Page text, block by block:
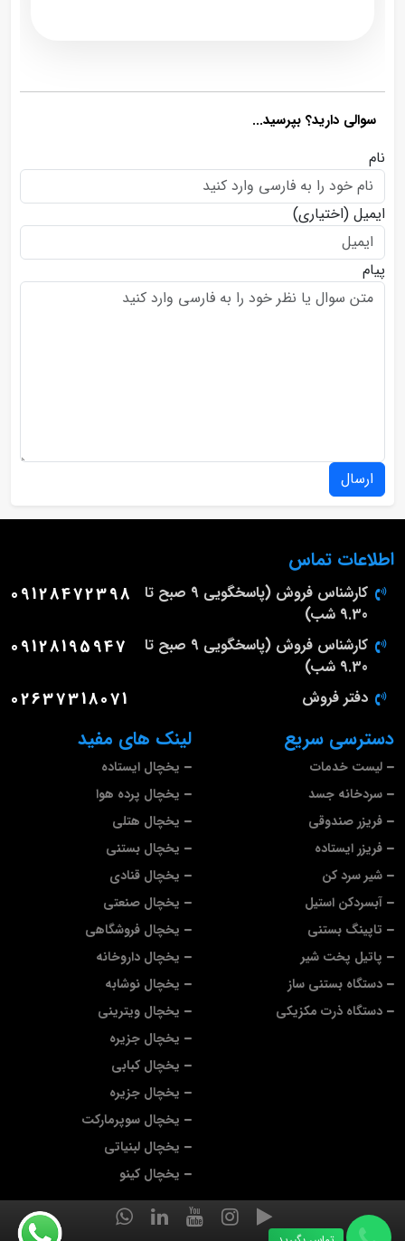
سوالی دارید؟ بپرسید...
نام
ایمیل (اختیاری)
پیام
ارسال
لینک های مفید
یخچال ایستاده
یخچال پرده هوا
یخچال هتلی
یخچال بستنی
یخچال قنادی
یخچال صنعتی
یخچال فروشگاهی
یخچال داروخانه
یخچال نوشابه
یخچال ویترینی
یخچال جزیره
یخچال کبابی
یخچال جزیره
یخچال سوپرمارکت
یخچال لبنیاتی
یخچال کینو
دسترسی سریع
لیست خدمات
سردخانه جسد
فریزر صندوقی
فریزر ایستاده
شیر سرد کن
آبسردکن استیل
تاپینگ بستنی
پاتیل پخت شیر
دستگاه بستنی ساز
دستگاه ذرت مکزیکی
اطلاعات تماس
کارشناس فروش (پاسخگویی 9 صبح تا
9.30 شب)
09128472398
کارشناس فروش (پاسخگویی 9 صبح تا
9.30 شب)
09128195947
دفتر فروش 02637318071